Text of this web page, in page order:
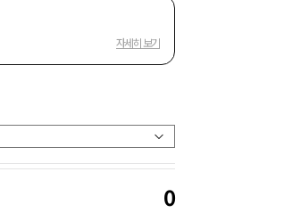
자세히 보기
0